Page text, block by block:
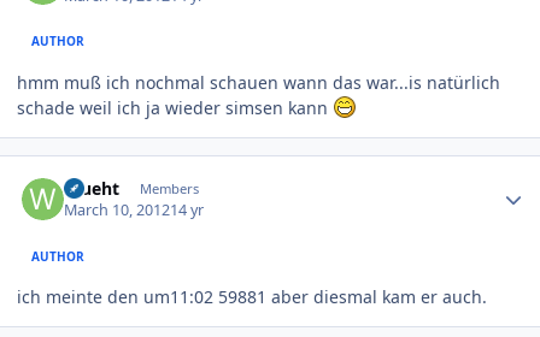
AUTHOR
hmm muß ich nochmal schauen wann das war...is natürlich
schade weil ich ja wieder simsen kann
Wueht Members
March 10, 201214 yr
AUTHOR
ich meinte den um11:02 59881 aber diesmal kam er auch.